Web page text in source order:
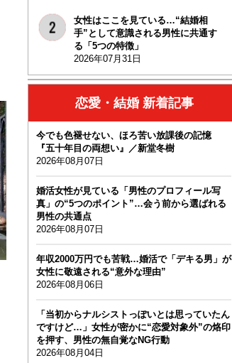
女性はここを見ている…“結婚相
手”として意識される男性に共通す
る「5つの特徴」
2026年07月31日
恋愛・結婚 新着記事
今でも色褪せない、ほろ苦い放課後の記憶
『五十年目の両想い』／新堂冬樹
2026年08月07日
婚活女性が見ている「男性のプロフィール写
真」の“5つのポイント”…会う前から選ばれる
男性の共通点
2026年08月07日
年収2000万円でも苦戦…婚活で「デキる男」が
女性に敬遠される“意外な理由”
2026年08月06日
「当初からナルシストっぽいとは思っていたん
ですけど…」女性が密かに“恋愛対象外”の烙印
を押す、男性の無自覚なNG行動
2026年08月04日